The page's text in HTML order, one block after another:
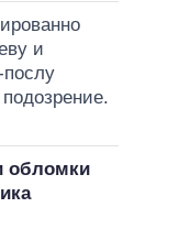
и
послу
обломки